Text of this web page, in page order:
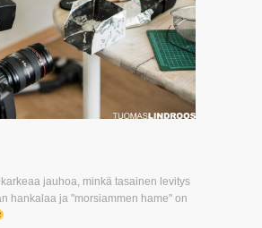
jauhoa, minkä tasainen levitys
hankalaa ja "morsiammen hame" on